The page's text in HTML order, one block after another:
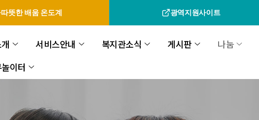
따뜻한 배움 온도계 광역지원사이트
서비스안내 복지관소식 게시판 나눔
이터